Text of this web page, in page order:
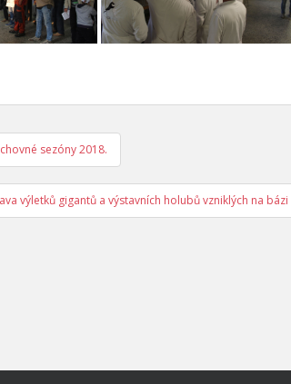
příspěvek
sezóny 2018.
výletků gigantů a výstavních holubů vzniklých na